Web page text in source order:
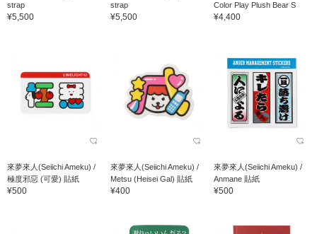
strap
¥5,500
strap
¥5,500
Color Play Plush Bear S
¥4,400
來夢來人(Seiichi Ameku) /
極度邪惡 (可愛) 貼紙
¥500
來夢來人(Seiichi Ameku) /
Metsu (Heisei Gal) 貼紙
¥400
來夢來人(Seiichi Ameku) /
Anmane 貼紙
¥500